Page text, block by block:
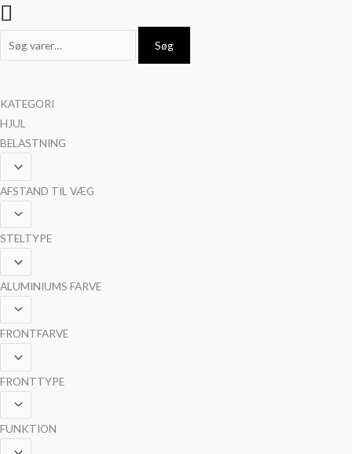
Søg
KATEGORI
HJUL
BELASTNING
AFSTAND TIL VÆG
STELTYPE
ALUMINIUMS FARVE
FRONTFARVE
FRONTTYPE
FUNKTION